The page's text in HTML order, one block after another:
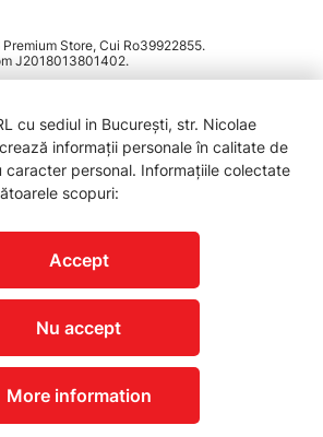
Store, Cui Ro39922855.
J2018013801402.
cu sediul in București, str. Nicolae
informații personale în calitate de
personal. Informațiile colectate
scopuri:
Accept
Nu accept
More information